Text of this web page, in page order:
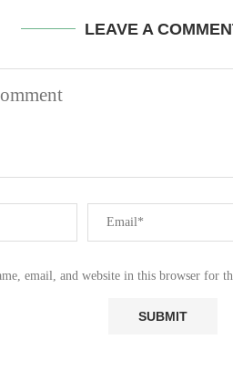
LEAVE A
email, and website in this browser for